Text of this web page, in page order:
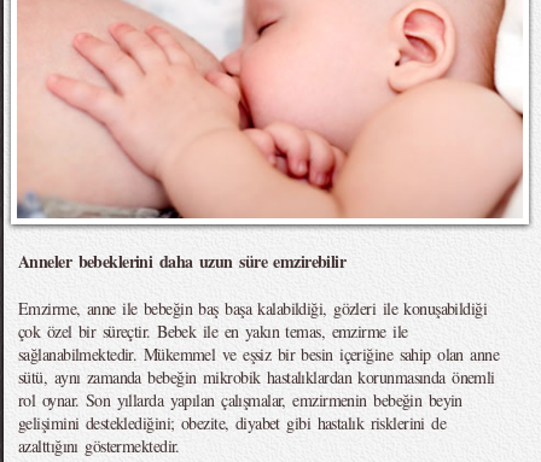
Anneler bebeklerini daha uzun süre emzirebilir
Emzirme, anne ile bebeğin baş başa kalabildiği, gözleri ile konuşabildiği
çok özel bir süreçtir. Bebek ile en yakın temas, emzirme ile
sağlanabilmektedir. Mükemmel ve eşsiz bir besin içeriğine sahip olan anne
sütü, aynı zamanda bebeğin mikrobik hastalıklardan korunmasında önemli
rol oynar. Son yıllarda yapılan çalışmalar, emzirmenin bebeğin beyin
gelişimini desteklediğini; obezite, diyabet gibi hastalık risklerini de
azalttığını göstermektedir.